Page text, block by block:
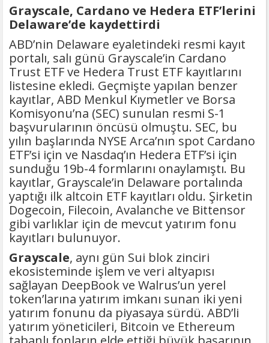
Grayscale, Cardano ve Hedera ETF’lerini
Delaware’de kaydettirdi
ABD’nin Delaware eyaletindeki resmi kayıt
portalı, salı günü Grayscale’in Cardano
Trust ETF ve Hedera Trust ETF kayıtlarını
listesine ekledi. Geçmişte yapılan benzer
kayıtlar, ABD Menkul Kıymetler ve Borsa
Komisyonu’na (SEC) sunulan resmi S-1
başvurularının öncüsü olmuştu. SEC, bu
yılın başlarında NYSE Arca’nın spot Cardano
ETF’si için ve Nasdaq’ın Hedera ETF’si için
sunduğu 19b-4 formlarını onaylamıştı. Bu
kayıtlar, Grayscale’in Delaware portalında
yaptığı ilk altcoin ETF kayıtları oldu. Şirketin
Dogecoin, Filecoin, Avalanche ve Bittensor
gibi varlıklar için de mevcut yatırım fonu
kayıtları bulunuyor.
Grayscale, aynı gün Sui blok zinciri
ekosisteminde işlem ve veri altyapısı
sağlayan DeepBook ve Walrus’un yerel
token’larına yatırım imkanı sunan iki yeni
yatırım fonunu da piyasaya sürdü. ABD’li
yatırım yöneticileri, Bitcoin ve Ethereum